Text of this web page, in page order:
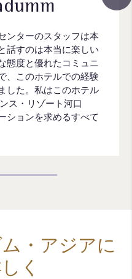
ンターのスタッフは本
話すのは本当に楽しい
態度と優れたコミュニ
、このホテルでの経験
した。私はこのホテル
ス・リゾート河口
ションを求めるすべて
・アジアに
く